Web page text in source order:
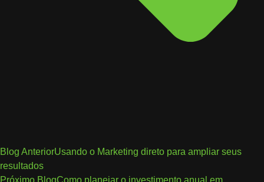
Blog AnteriorUsando o Marketing direto para ampliar seus
resultados
Próximo BlogComo planejar o investimento anual em